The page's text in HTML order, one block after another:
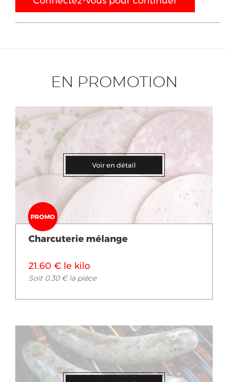
EN PROMOTION
Voir en détail
PROMO
Charcuterie mélange
21.60 € le kilo
Soit 0.30 € la pièce